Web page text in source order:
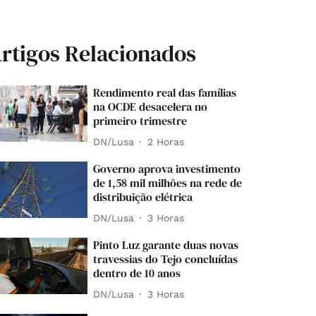
Relacionados
Rendimento real das famílias
na OCDE desacelera no
primeiro trimestre
DN/Lusa 2 Horas
Governo aprova investimento
de 1,58 mil milhões na rede de
distribuição elétrica
DN/Lusa 3 Horas
Pinto Luz garante duas novas
travessias do Tejo concluídas
dentro de 10 anos
DN/Lusa 3 Horas